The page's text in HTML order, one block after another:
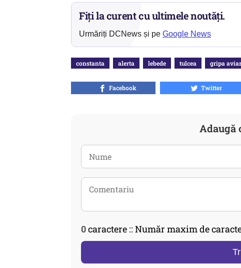
Fiți la curent cu ultimele noutăți.
Urmăriți DCNews și pe Google News
constanta alerta lebede tulcea gripa
Facebook Twitter
Adaugă
0caractere :: Număr maxim de